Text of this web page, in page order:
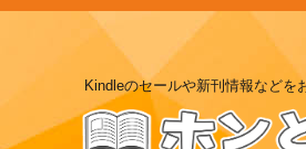
Kindleのセールや新刊情報などを